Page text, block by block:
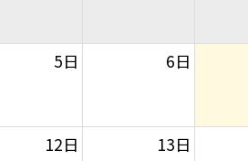
5日 6日
12日 13日